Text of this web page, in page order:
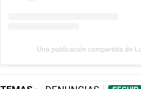
Una publicación compartida de